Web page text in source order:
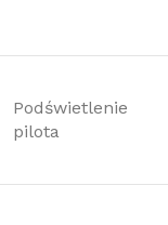
Podświetlenie
pilota